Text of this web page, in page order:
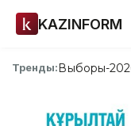
KAZINFORM
Тренды:Выборы-